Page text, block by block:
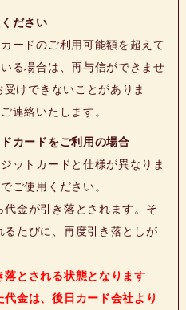
ださい
ードのご利用可能額を超えて
る場合は、再与信ができませ
けできないことがありま
連絡いたします。
カードをご利用の場合
ットカードと仕様が異なりま
ご使用ください。
金が引き落とされます。そ
たびに、再度引き落としが
とされる状態となります
金は、後日カード会社より